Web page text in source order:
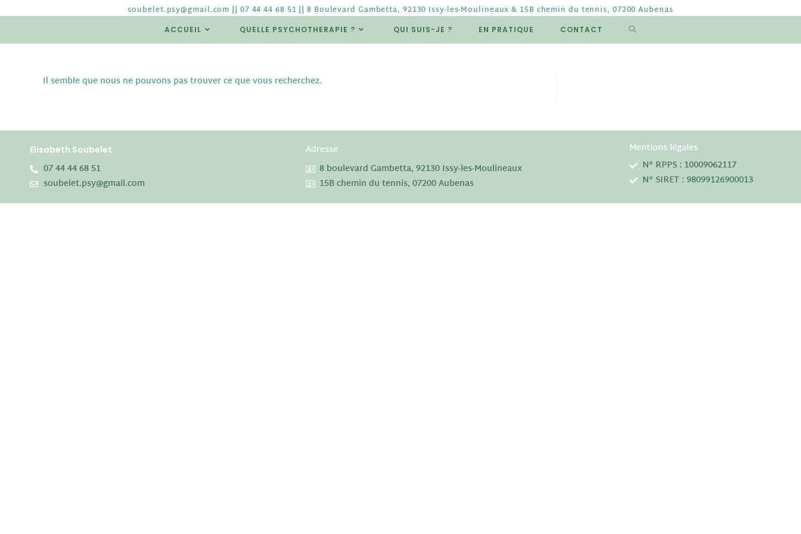
soubelet.psy@gmail.com || 07 44 44 68 51 || 8 Boulevard Gambetta, 92130 Issy-les-Moulineaux & 15B chemin du tennis, 07200 Aubenas
ACCUEIL QUELLE PSYCHOTHERAPIE ? QUI SUIS-JE ? EN PRATIQUE CONTACT
Il semble que nous ne pouvons pas trouver ce que vous recherchez.
Elisabeth Soubelet
07 44 44 68 51
soubelet.psy@gmail.com
Adresse
8 boulevard Gambetta, 92130 Issy-les-Moulineaux
15B chemin du tennis, 07200 Aubenas
Mentions légales
N° RPPS : 10009062117
N° SIRET : 98099126900013